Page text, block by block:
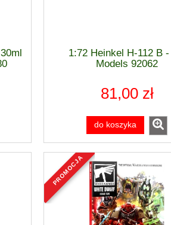
1:72 Heinkel H-112 B
Models 92062
81,00 zł
do koszyka
promocja